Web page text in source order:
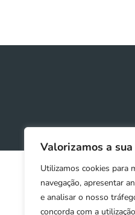
Valorizamos a
Utilizamos cookies para
navegação, apresentar
e analisar o nosso
concorda com a